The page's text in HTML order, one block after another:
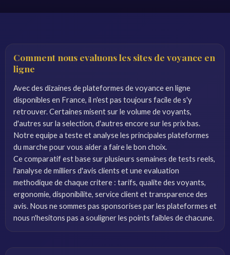
Comment nous evaluons les sites de voyance en
ligne
Avec des dizaines de plateformes de voyance en ligne
disponibles en France, il n'est pas toujours facile de s'y
retrouver. Certaines misent sur le volume de voyants,
d'autres sur la selection, d'autres encore sur les prix bas.
Notre equipe a teste et analyse les principales plateformes
du marche pour vous aider a faire le bon choix.
Ce comparatif est base sur plusieurs semaines de tests reels,
l'analyse de milliers d'avis clients et une evaluation
methodique de chaque critere : tarifs, qualite des voyants,
ergonomie, disponibilite, service client et transparence des
avis. Nous ne sommes pas sponsorises par les plateformes et
nous n'hesitons pas a souligner les points faibles de chacune.